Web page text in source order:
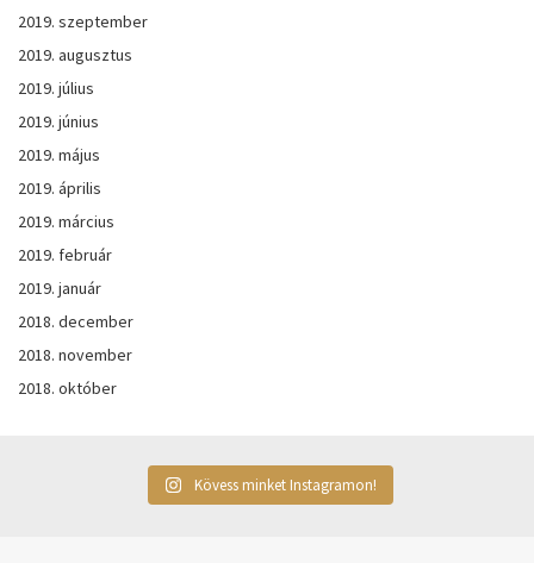
2019. szeptember
2019. augusztus
2019. július
2019. június
2019. május
2019. április
2019. március
2019. február
2019. január
2018. december
2018. november
2018. október
Kövess minket Instagramon!